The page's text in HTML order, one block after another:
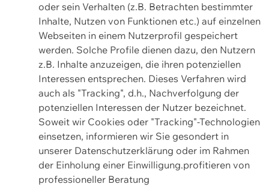
oder sein Verhalten (z.B. Betrachten bestimmter
Inhalte, Nutzen von Funktionen etc.) auf einzelnen
Webseiten in einem Nutzerprofil gespeichert
werden. Solche Profile dienen dazu, den Nutzern
z.B. Inhalte anzuzeigen, die ihren potenziellen
Interessen entsprechen. Dieses Verfahren wird
auch als "Tracking", d.h., Nachverfolgung der
potenziellen Interessen der Nutzer bezeichnet.
Soweit wir Cookies oder "Tracking"-Technologien
einsetzen, informieren wir Sie gesondert in
unserer Datenschutzerklärung oder im Rahmen
der Einholung einer Einwilligung.profitieren von
professioneller Beratung